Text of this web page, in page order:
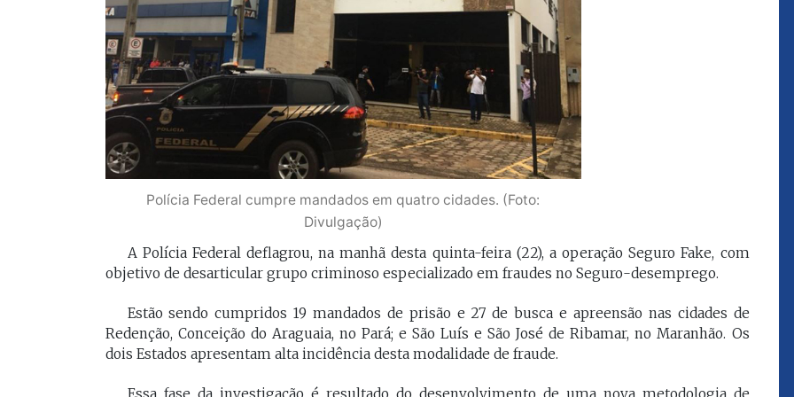
Polícia Federal cumpre mandados em quatro cidades. (Foto:
Divulgação)
A Polícia Federal deflagrou, na manhã desta quinta-feira (22), a operação Seguro Fake, com
objetivo de desarticular grupo criminoso especializado em fraudes no Seguro-desemprego.
Estão sendo cumpridos 19 mandados de prisão e 27 de busca e apreensão nas cidades de
Redenção, Conceição do Araguaia, no Pará; e São Luís e São José de Ribamar, no Maranhão. Os
dois Estados apresentam alta incidência desta modalidade de fraude.
porque nós temos
mais convergências do
divergências, somos da
geração.
FELIPE CAMARÃO
Procurador federal de
carreira e professor da
Procon/MA e atuou como
vice-governador do
Maranhão desde 2023.
Vossa Excelência que eu estou
PAULO VELTEN
Desembargador
maranhense desde março
de 2007. Ocupou o cargo de
diretor da Escola Superior
da Magistratura do
Maranhão (ESMAM) no
biênio 2017/2018 e de
do Maranhão no biênio
2020/2022. Foi presidente
Maranhão para o Biênio
2022/2024.
juízes e servidores"
biênio 2024/2026.